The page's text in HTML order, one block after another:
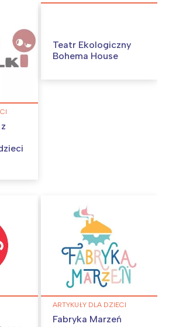
Teatr Ekologiczny
Bohema House
ARTYKUŁY DLA DZIECI
Fabryka Marzeń